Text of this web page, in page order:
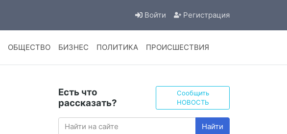
Войти Регистрация
ОБЩЕСТВО БИЗНЕС ПОЛИТИКА ПРОИСШЕСТВИЯ
Есть что
рассказать?
Сообщить
НОВОСТЬ
Найти